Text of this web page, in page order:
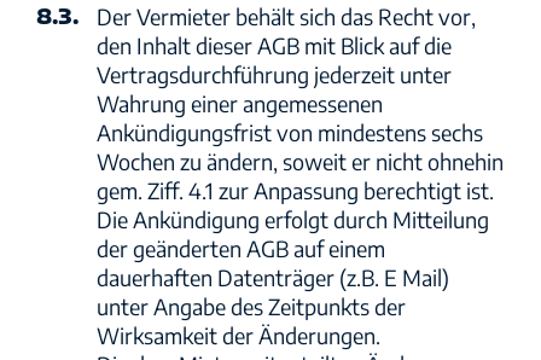
8.3.
Der Vermieter behält sich das Recht vor,
den Inhalt dieser AGB mit Blick auf die
Vertragsdurchführung jederzeit unter
Wahrung einer angemessenen
Ankündigungsfrist von mindestens sechs
Wochen zu ändern, soweit er nicht ohnehin
gem. Ziff. 4.1 zur Anpassung berechtigt ist.
Die Ankündigung erfolgt durch Mitteilung
der geänderten AGB auf einem
dauerhaften Datenträger (z.B. E Mail)
unter Angabe des Zeitpunkts der
Wirksamkeit der Änderungen.